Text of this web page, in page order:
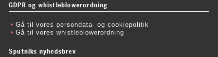
GDPR og whistleblowerordning
Gå til vores persondata- og cookiepolitik
Gå til vores whistleblowerordning
Sputniks nyhedsbrev